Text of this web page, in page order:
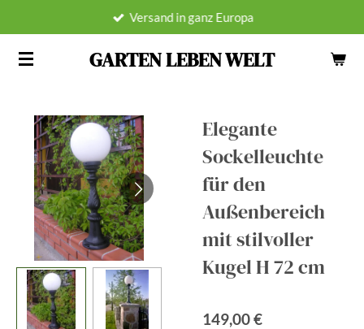
springen
GARTEN LEBEN WELT
Versand in ganz Europa
Elegante
Sockelleuchte
für den
Außenbereich
mit stilvoller
Kugel H 72 cm
149,00 €